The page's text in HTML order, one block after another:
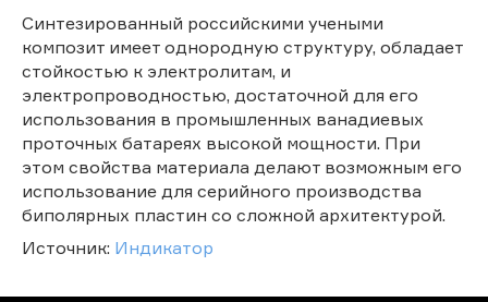
Синтезированный российскими учеными
композит имеет однородную структуру, обладает
стойкостью к электролитам, и
электропроводностью, достаточной для его
использования в промышленных ванадиевых
проточных батареях высокой мощности. При
этом свойства материала делают возможным его
использование для серийного производства
биполярных пластин со сложной архитектурой.
Источник: Индикатор